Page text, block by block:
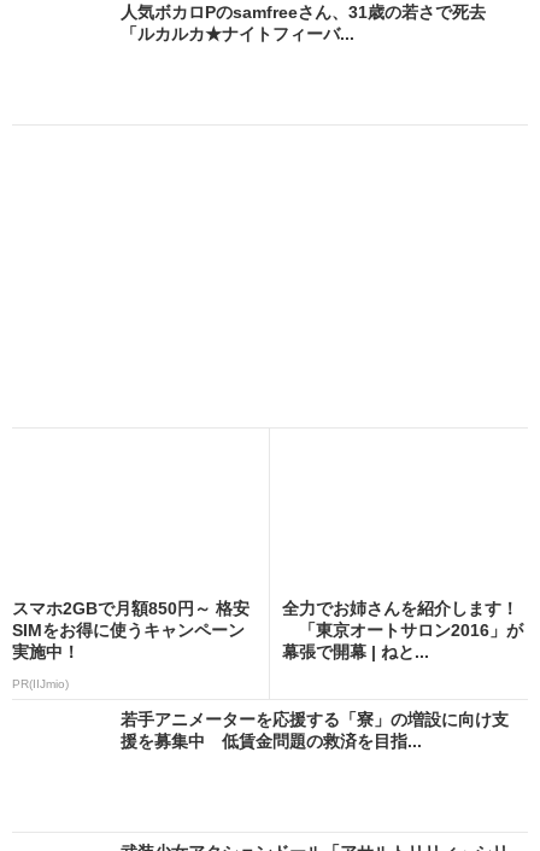
人気ボカロPのsamfreeさん、31歳の若さで死去
「ルカルカ★ナイトフィーバ...
スマホ2GBで月額850円～ 格安
SIMをお得に使うキャンペーン
実施中！
PR(IIJmio)
全力でお姉さんを紹介します！
「東京オートサロン2016」が
幕張で開幕 | ねと...
若手アニメーターを応援する「寮」の増設に向け支
援を募集中 低賃金問題の救済を目指...